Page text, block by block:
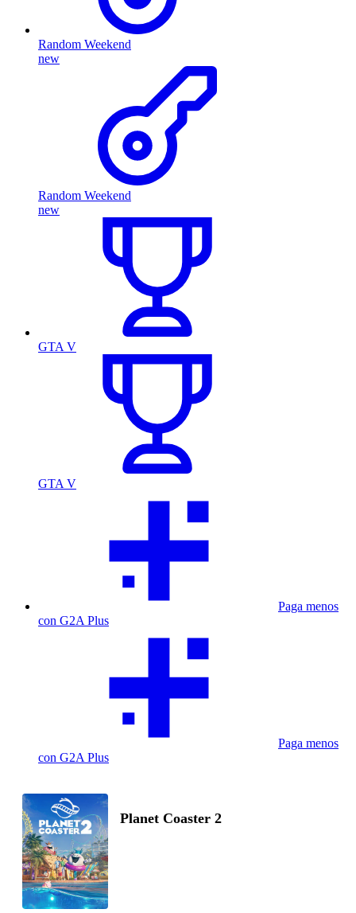
Random Weekend
new
Random Weekend
new
GTA V
GTA V
Paga menos
con G2A Plus
Paga menos
con G2A Plus
Planet Coaster 2